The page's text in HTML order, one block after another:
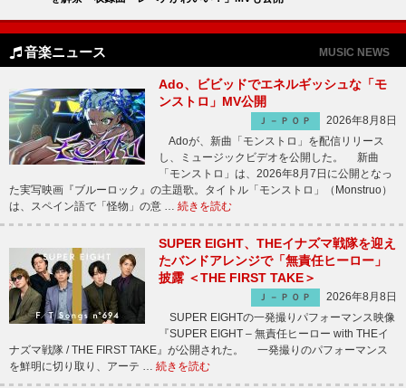
音楽ニュース MUSIC NEWS
Ado、ビビッドでエネルギッシュな「モ
ンストロ」MV公開
Ｊ－ＰＯＰ
2026年8月8日
Adoが、新曲「モンストロ」を配信リリース
し、ミュージックビデオを公開した。 新曲
「モンストロ」は、2026年8月7日に公開となっ
た実写映画『ブルーロック』の主題歌。タイトル「モンストロ」（Monstruo）
は、スペイン語で「怪物」の意 … 続きを読む
SUPER EIGHT、THEイナズマ戦隊を迎え
たバンドアレンジで「無責任ヒーロー」
披露 ＜THE FIRST TAKE＞
Ｊ－ＰＯＰ
2026年8月8日
SUPER EIGHTの一発撮りパフォーマンス映像
『SUPER EIGHT – 無責任ヒーロー with THEイ
ナズマ戦隊 / THE FIRST TAKE』が公開された。 一発撮りのパフォーマンス
を鮮明に切り取り、アーテ … 続きを読む